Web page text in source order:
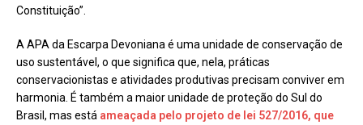
Constituição”.
A APA da Escarpa Devoniana é uma unidade de conservação de
uso sustentável, o que significa que, nela, práticas
conservacionistas e atividades produtivas precisam conviver em
harmonia. É também a maior unidade de proteção do Sul do
Brasil, mas está ameaçada pelo projeto de lei 527/2016, que